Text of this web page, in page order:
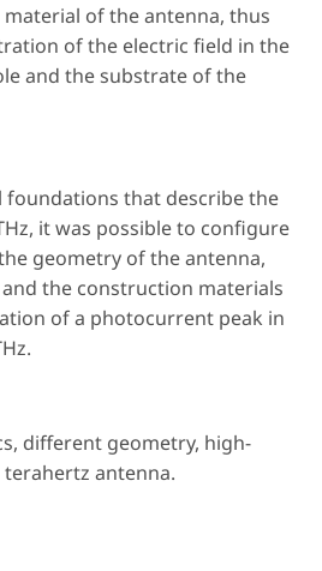
of the antenna, thus
of the electric field in the
and the substrate of the
foundations that describe the
it was possible to configure
geometry of the antenna,
the construction materials
of a photocurrent peak in
, different geometry, high-
terahertz antenna.